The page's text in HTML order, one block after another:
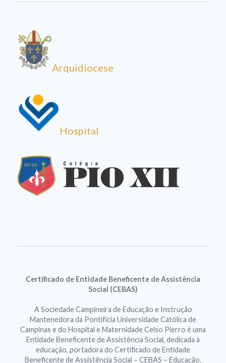
Arquidiocese
Hospital
Certificado de Entidade Beneficente de Assistência
Social (CEBAS)
A Sociedade Campineira de Educação e Instrução
Mantenedora da Pontifícia Universidade Católica de
Campinas e do Hospital e Maternidade Celso Pierro é uma
Entidade Beneficente de Assistência Social, dedicada à
educação, portadora do Certificado de Entidade
Beneficente de Assistência Social – CEBAS – Educação.